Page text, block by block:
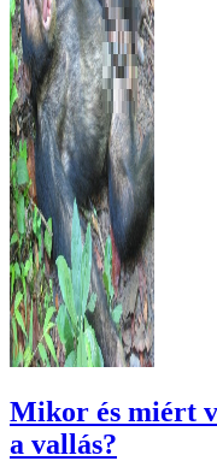
Mikor és miért
a vallás?